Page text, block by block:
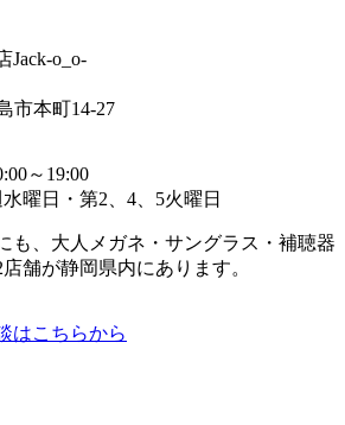
市本町14-27
～19:00
水曜日・第2、4、5火曜日
も、大人メガネ・サングラス・補聴器
舗が静岡県内にあります。
はこちらから